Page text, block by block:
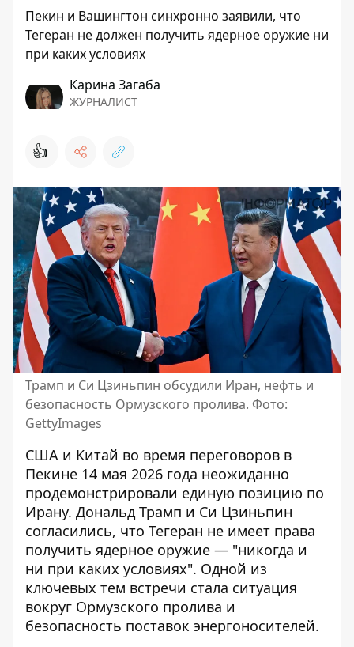
Пекин и Вашингтон синхронно заявили, что
Тегеран не должен получить ядерное оружие ни
при каких условиях
Карина Загаба
ЖУРНАЛИСТ
👍
Трамп и Си Цзиньпин обсудили Иран, нефть и
безопасность Ормузского пролива. Фото:
GettyImages
США и Китай во время переговоров в
Пекине 14 мая 2026 года неожиданно
продемонстрировали единую позицию по
Ирану. Дональд Трамп и Си Цзиньпин
согласились, что Тегеран не имеет права
получить ядерное оружие — "никогда и
ни при каких условиях". Одной из
ключевых тем встречи стала ситуация
вокруг Ормузского пролива и
безопасность поставок энергоносителей.